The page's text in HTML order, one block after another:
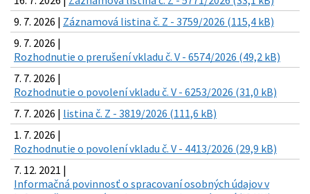
9. 7. 2026 | Záznamová listina č. Z - 3759/2026 (115,4 kB)
9. 7. 2026 |
Rozhodnutie o prerušení vkladu č. V - 6574/2026 (49,2 kB)
7. 7. 2026 |
Rozhodnutie o povolení vkladu č. V - 6253/2026 (31,0 kB)
7. 7. 2026 | listina č. Z - 3819/2026 (111,6 kB)
1. 7. 2026 |
Rozhodnutie o povolení vkladu č. V - 4413/2026 (29,9 kB)
7. 12. 2021 |
Informačná povinnosť o spracovaní osobných údajov v